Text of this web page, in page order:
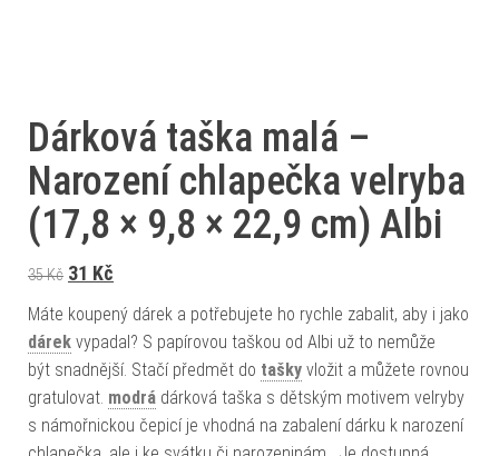
Dárková taška malá –
Narození chlapečka velryba
(17,8 × 9,8 × 22,9 cm) Albi
35Kč Původní cena byla: 35 Kč.
31 Kč
Máte koupený dárek a potřebujete ho rychle zabalit, aby i jako
dárek vypadal? S papírovou taškou od Albi už to nemůže
být snadnější. Stačí předmět do tašky vložit a můžete rovnou
gratulovat. modrá dárková taška s dětským motivem velryby
s námořnickou čepicí je vhodná na zabalení dárku k narození